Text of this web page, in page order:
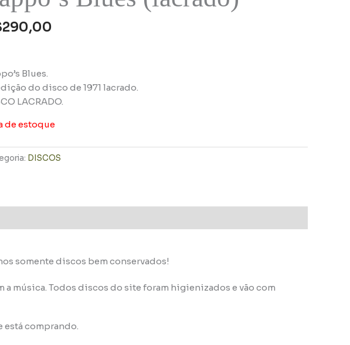
290,00
Blues.
do disco de 1971 lacrado.
LACRADO.
de estoque
DISCOS
somente discos bem conservados!
música. Todos discos do site foram higienizados e vão com
está comprando.